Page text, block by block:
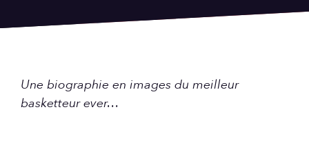
Une biographie en images du meilleur
basketteur ever…